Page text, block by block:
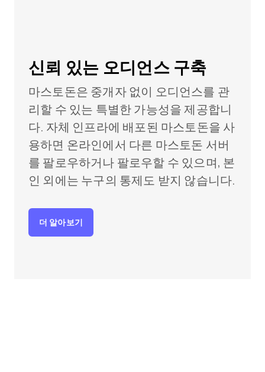
신뢰 있는 오디언스 구축
마스토돈은 중개자 없이 오디언스를 관
리할 수 있는 특별한 가능성을 제공합니
다. 자체 인프라에 배포된 마스토돈을 사
용하면 온라인에서 다른 마스토돈 서버
를 팔로우하거나 팔로우할 수 있으며, 본
인 외에는 누구의 통제도 받지 않습니다.
더 알아보기